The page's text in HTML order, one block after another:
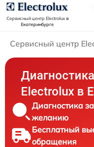
Сервисный центр Electroluxв
Екатеринбурге
Сервисный центр
Electrolux в
Диагностика
желанию
Бесплатный
обращения